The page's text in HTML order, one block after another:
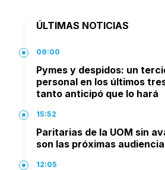
ÚLTIMAS NOTICIAS
09:00
Pymes y despidos: un
personal en los últimos
tanto anticipó que lo hará
15:52
Paritarias de la UOM sin
son las próximas
12:05